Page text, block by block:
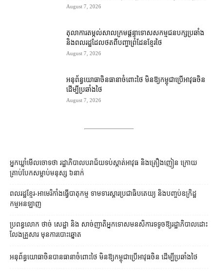
August 7, 2026
តុលាការ​តម្កល់​សាលក្រម​ផ្ដន្ទាទោស​សកម្មជន​បក្ស​ប្រឆាំង​
និង​ពលរដ្ឋ​ដែល​ថត​ពី​បញ្ហា​ព្រំដែន​ខ្មែរ​ថៃ
August 7, 2026
អនុព័ន្ធយោធា​ចិន​ធានា​ចំពោះ​ថៃ មិន​ឱ្យ​កម្ពុជា​ប្រើ​អាវុធ​ចិន​
ដើម្បី​ប្រឆាំង​ថៃ ​
August 7, 2026
អ្នកឃ្លាំមើលចោទថា រដ្ឋាភិបាលបរាជ័យទប់ស្កាត់អាវុធ និងគ្រឿងញៀន ក្រោយ
គ្រាប់បែកសម្លាប់មនុស្ស ៦នាក់
ពលរដ្ឋខ្មែរ-អាមេរិកាំងធ្វើបាតុកម្ម ទាមទារស្ដារប្រជាធិបតេយ្យ និងបញ្ចប់ឧក្រិដ្ឋ
កម្មអនឡាញ
ប្រពន្ធ​លោក ថាច់ សេដ្ឋា និង សាច់ញាតិ​អ្នកទោស​មនសិការ​ទទូច​ឱ្យ​រដ្ឋាភិបាល​ដោះ
លែង​គ្រួសារ មុន​ការបោះឆ្នោត
អនុព័ន្ធយោធាចិនបានធានាចំពោះថៃ មិនឱ្យកម្ពុជាប្រើអាវុធចិន ដើម្បីប្រឆាំងថៃ